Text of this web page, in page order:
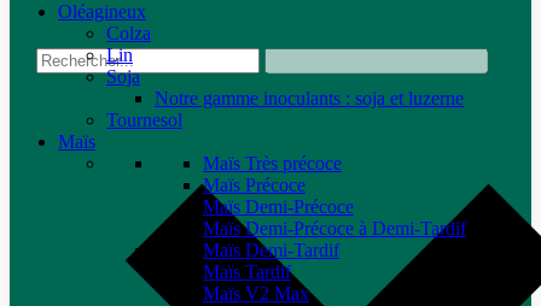
Oléagineux
Colza
Lin
Soja
Notre gamme inoculants : soja et luzerne
Tournesol
Maïs
Maïs Très précoce
Maïs Précoce
Maïs Demi-Précoce
Maïs Demi-Précoce à Demi-Tardif
Maïs Demi-Tardif
Maïs Tardif
Maïs V2 Max